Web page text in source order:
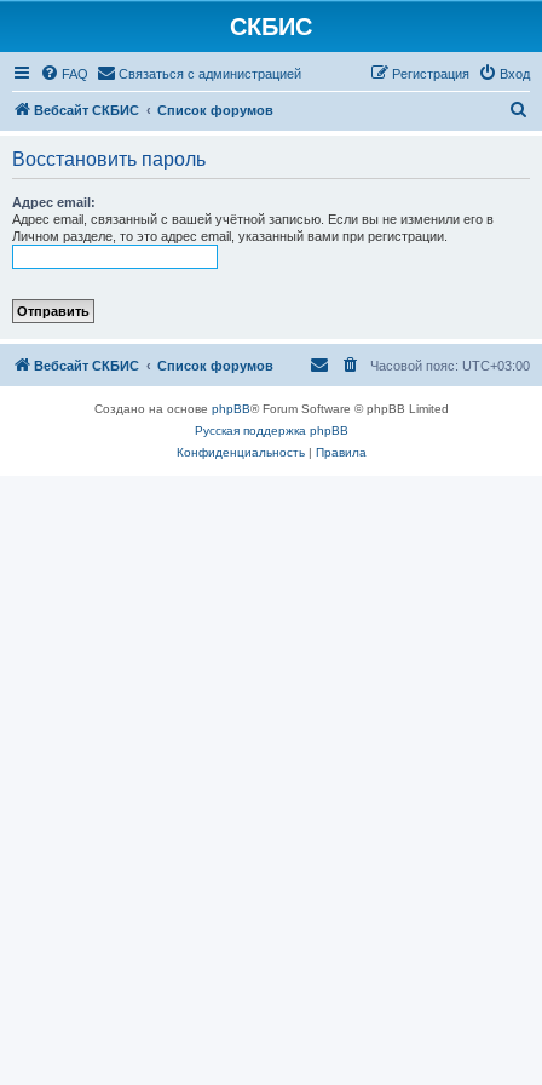
СКБИС
FAQ Связаться с администрацией Вход
Регистрация
Вебсайт СКБИС Список форумов
Восстановить пароль
Адрес email:
Адрес email, связанный с вашей учётной записью. Если вы не изменили его в
Личном разделе, то это адрес email, указанный вами при регистрации.
Вебсайт СКБИС Список форумов Часовой пояс: UTC+03:00
Создано на основе phpBB® Forum Software © phpBB Limited
Русская поддержка phpBB
Конфиденциальность| Правила